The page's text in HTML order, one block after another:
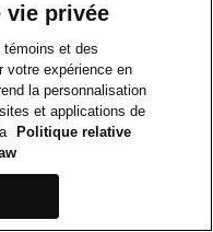
vie privée
témoins et des
votre expérience en
la personnalisation
et applications de
Politique relative